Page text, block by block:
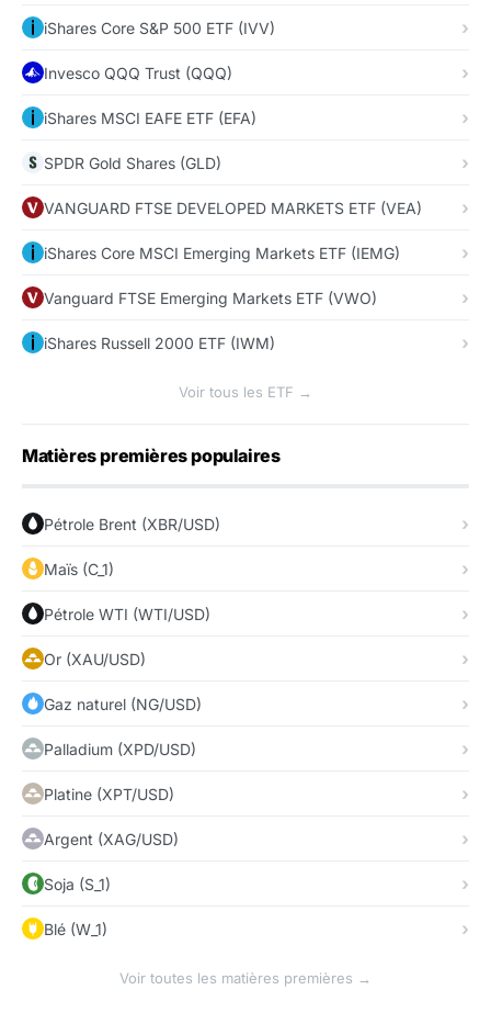
iShares Core S&P 500 ETF (IVV)
Invesco QQQ Trust (QQQ)
iShares MSCI EAFE ETF (EFA)
SPDR Gold Shares (GLD)
VANGUARD FTSE DEVELOPED MARKETS ETF (VEA)
iShares Core MSCI Emerging Markets ETF (IEMG)
Vanguard FTSE Emerging Markets ETF (VWO)
iShares Russell 2000 ETF (IWM)
Voir tous les ETF →
Matières premières populaires
Pétrole Brent (XBR/USD)
Maïs (C_1)
Pétrole WTI (WTI/USD)
Or (XAU/USD)
Gaz naturel (NG/USD)
Palladium (XPD/USD)
Platine (XPT/USD)
Argent (XAG/USD)
Soja (S_1)
Blé (W_1)
Voir toutes les matières premières →